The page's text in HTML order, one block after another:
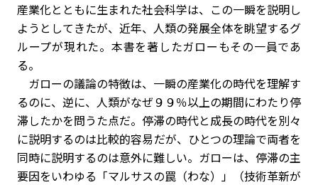
産業化とともに生まれた社会科学は、この一瞬を説明し
ようとしてきたが、近年、人類の発展全体を眺望するグ
ループが現れた。本書を著したガローもその一員であ
る。
ガローの議論の特徴は、一瞬の産業化の時代を理解す
るのに、逆に、人類がなぜ９９％以上の期間にわたり停
滞したかを問うた点だ。停滞の時代と成長の時代を別々
に説明するのは比較的容易だが、ひとつの理論で両者を
同時に説明するのは意外に難しい。ガローは、停滞の主
要因をいわゆる「マルサスの罠（わな）」（技術革新が